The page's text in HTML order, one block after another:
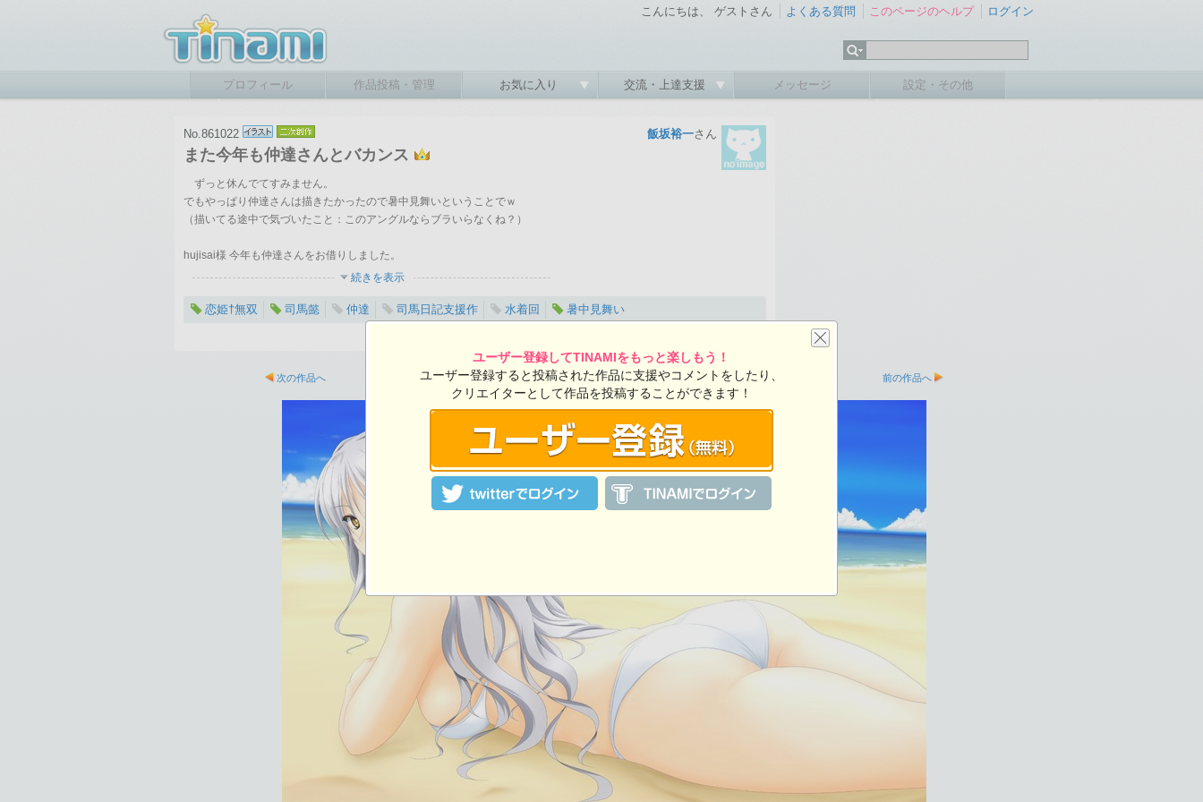
こんにちは、 ゲストさん よくある質問 このページのヘルプ ログイン
プロフィール 作品投稿・管理 お気に入り 交流・上達支援 メッセージ 設定・その他
No.861022
また今年も仲達さんとバカンス
飯坂裕一さん
ずっと休んでてすみません。
でもやっぱり仲達さんは描きたかったので暑中見舞いということでｗ
（描いてる途中で気づいたこと：このアングルならブラいらなくね？）
hujisai様 今年も仲達さんをお借りしました。
続きを表示
恋姫†無双 司馬懿 仲達 司馬日記支援作 水着回 暑中見舞い
次の作品へ 飯坂裕一さんの投稿作品一覧 前の作品へ
総閲覧数：4708 閲覧ユーザー数：3956
1920×1200ピクセル
ユーザー登録してTINAMIをもっと楽しもう！
ユーザー登録すると投稿された作品に支援やコメントをしたり、
クリエイターとして作品を投稿することができます！